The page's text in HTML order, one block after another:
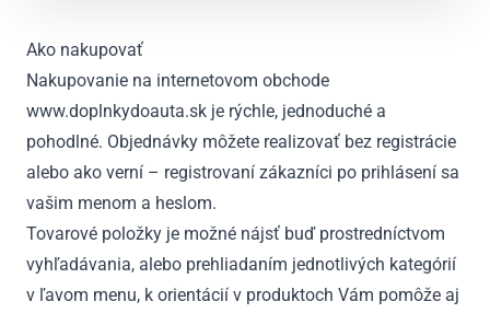
Ako nakupovať
Nakupovanie na internetovom obchode
www.doplnkydoauta.sk je rýchle, jednoduché a
pohodlné. Objednávky môžete realizovať bez registrácie
alebo ako verní – registrovaní zákazníci po prihlásení sa
vašim menom a heslom.
Tovarové položky je možné nájsť buď prostredníctvom
vyhľadávania, alebo prehliadaním jednotlivých kategórií
v ľavom menu, k orientácií v produktoch Vám pomôže aj